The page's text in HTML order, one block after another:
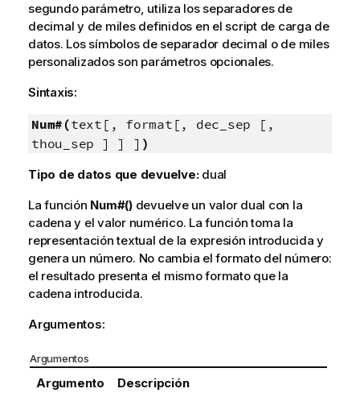
segundo parámetro, utiliza los separadores de
decimal y de miles definidos en el script de carga de
datos. Los símbolos de separador decimal o de miles
personalizados son parámetros opcionales.
Sintaxis:
Num#(text[, format[, dec_sep [,
thou_sep ] ] ] )
Tipo de datos que devuelve: dual
La función Num#()devuelve un valor dual con la
cadena y el valor numérico. La función toma la
representación textual de la expresión introducida y
genera un número. No cambia el formato del número:
el resultado presenta el mismo formato que la
cadena introducida.
Argumentos:
Argumentos
Argumento Descripción